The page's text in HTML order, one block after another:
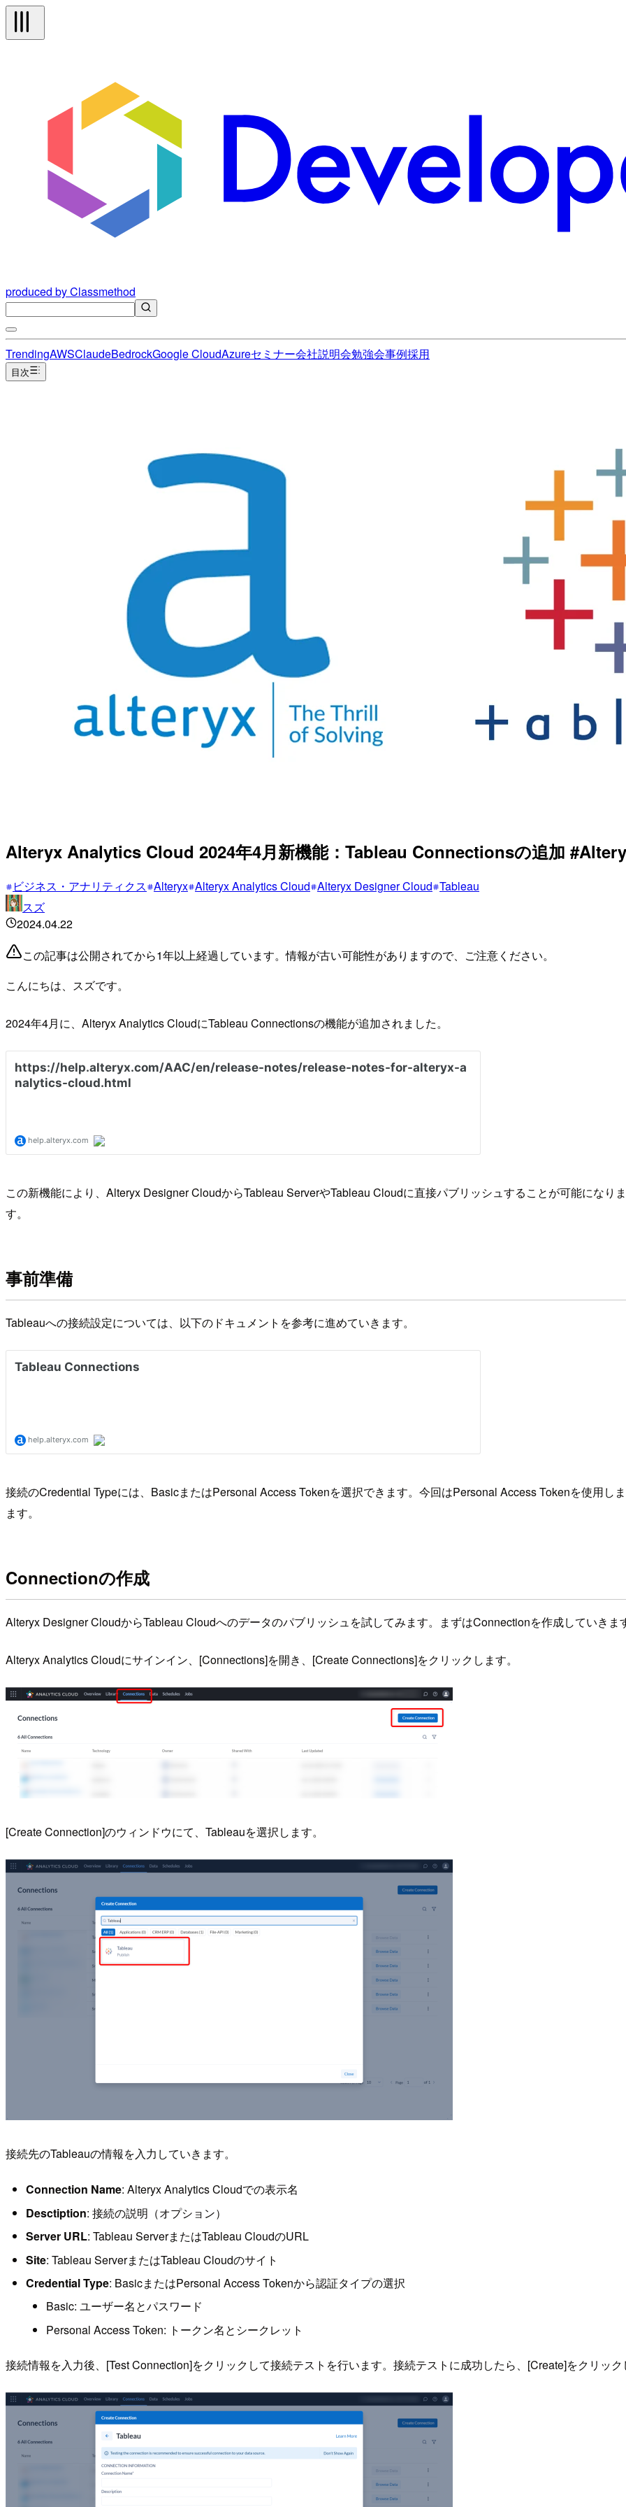
produced by Classmethod
TrendingAWSClaudeBedrockGoogle CloudAzureセミナー会社説明会勉強会事例採用
目次
Alteryx Analytics Cloud 2024年4月新機能：Tableau Connectionsの追加
ビジネス・アナリティクス Alteryx Alteryx Analytics Cloud Alteryx Designer Cloud Tableau
スズ
2024.04.22
この記事は公開されてから1年以上経過しています。情報が古い可能性がありますので、ご注意ください。
こんにちは、スズです。
2024年4月に、Alteryx Analytics CloudにTableau Connectionsの機能が追加されました。
この新機能により、Alteryx Designer CloudからTableau ServerやTableau Cloudに直接パブリッシュすることが可能にな
す。
事前準備
Tableauへの接続設定については、以下のドキュメントを参考に進めていきます。
接続のCredential Typeには、BasicまたはPersonal Access Tokenを選択できます。今回はPersonal Access Tokenを使用し
ます。
Connectionの作成
Alteryx Designer CloudからTableau Cloudへのデータのパブリッシュを試してみます。まずはConnectionを作成していきま
Alteryx Analytics Cloudにサインイン、[Connections]を開き、[Create Connections]をクリックします。
[Create Connection]のウィンドウにて、Tableauを選択します。
接続先のTableauの情報を入力していきます。
Connection Name: Alteryx Analytics Cloudでの表示名
Desctiption: 接続の説明（オプション）
Server URL: Tableau ServerまたはTableau CloudのURL
Site: Tableau ServerまたはTableau Cloudのサイト
Credential Type: BasicまたはPersonal Access Tokenから認証タイプの選択
Basic: ユーザー名とパスワード
Personal Access Token: トークン名とシークレット
接続情報を入力後、[Test Connection]をクリックして接続テストを行います。接続テストに成功したら、[Create]をクリッ